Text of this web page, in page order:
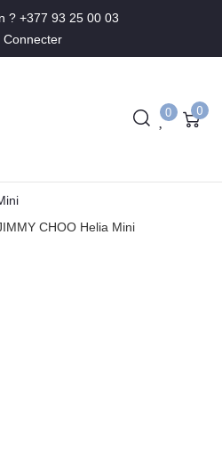
? +377 93 25 00 03
Connecter
0 0
CHOO Helia Mini